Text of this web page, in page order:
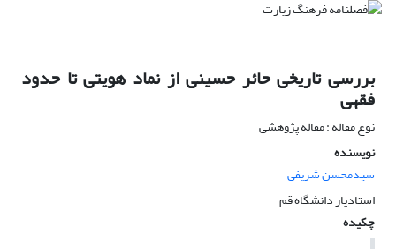
بررسی تاریخی حائر حسینی از نماد هویتی تا حدود
فقهی
نوع مقاله : مقاله پژوهشی
نویسنده
سیدمحسن شریفی
استادیار دانشگاه قم
چکیده